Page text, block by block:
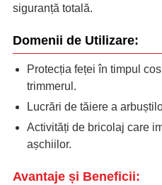
siguranță totală.
Domenii de Utilizare:
Protecția feței în timpul
trimmerul.
Lucrări de tăiere a
Activități de bricolaj care
așchiilor.
Avantaje și Beneficii: